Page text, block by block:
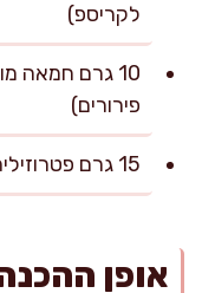
לקריספ)
10 גרם חמאה
פירורים)
15 גרם פטרוזיליה קצוצה להגשה
אופן